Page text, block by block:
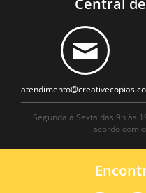
Central
Segunda à Sexta das 9h às
acordo com